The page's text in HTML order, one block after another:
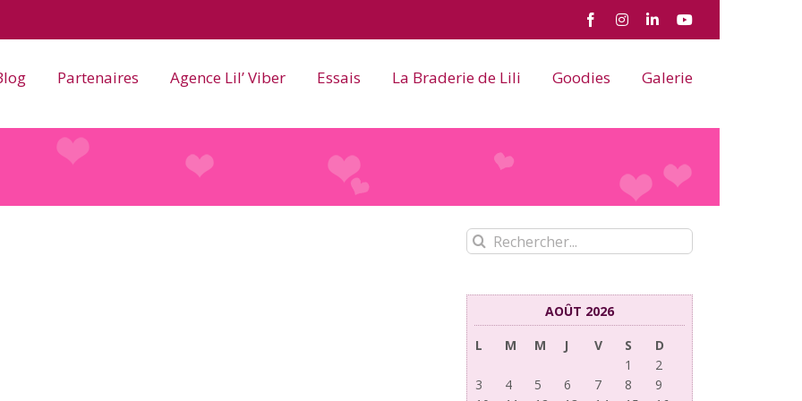
FacebookInstagram
LinkedInYouTube
Partenaires Agence Lil’ Viber Essais La Braderie de Lili Goodies Galerie
Rechercher:
AOÛT 2026
L
M M J V S
D
1
2
3
4 5 6 7 8
9